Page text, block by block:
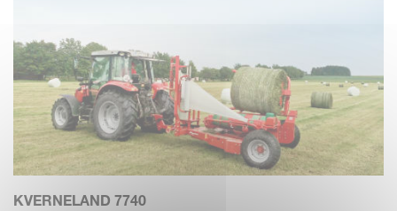
KVERNELAND 7740